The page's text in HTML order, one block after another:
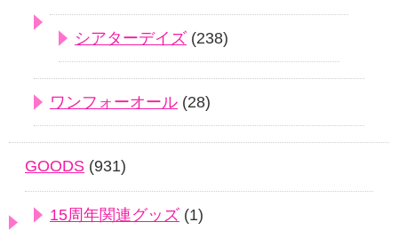
シアターデイズ (238)
ワンフォーオール (28)
GOODS (931)
15周年関連グッズ (1)